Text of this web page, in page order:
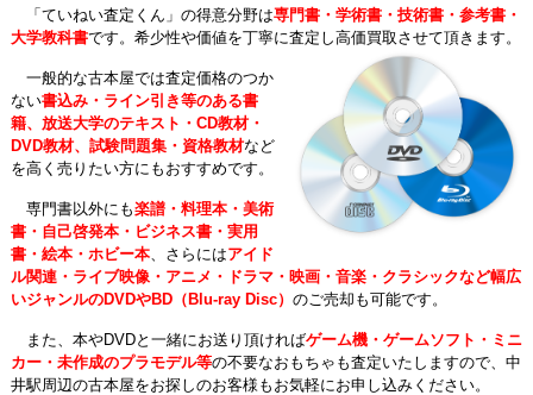
「ていねい査定くん」の得意分野は専門書・学術書・技術書・参考書・
大学教科書です。希少性や価値を丁寧に査定し高価買取させて頂きます。
一般的な古本屋では査定価格のつか
ない書込み・ライン引き等のある書
籍、放送大学のテキスト・CD教材・
DVD教材、試験問題集・資格教材など
を高く売りたい方にもおすすめです。
専門書以外にも楽譜・料理本・美術
書・自己啓発本・ビジネス書・実用
書・絵本・ホビー本、さらにはアイド
ル関連・ライブ映像・アニメ・ドラマ・映画・音楽・クラシックなど幅広
いジャンルのDVDやBD（Blu-ray Disc） のご売却も可能です。
また、本やDVDと一緒にお送り頂ければゲーム機・ゲームソフト・ミニ
カー・未作成のプラモデル等の不要なおもちゃも査定いたしますので、中
井駅周辺の古本屋をお探しのお客様もお気軽にお申し込みください。